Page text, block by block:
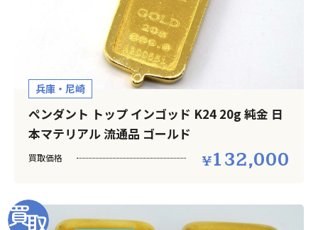
兵庫・尼崎
ペンダント トップ インゴッド K24 20g 純金 日
本マテリアル 流通品 ゴールド
買取価格 132,000